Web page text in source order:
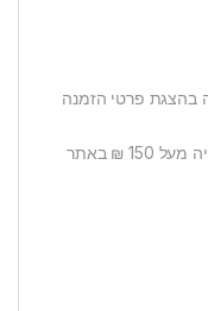
בהצגת פרטי הזמנה
₪ באתר